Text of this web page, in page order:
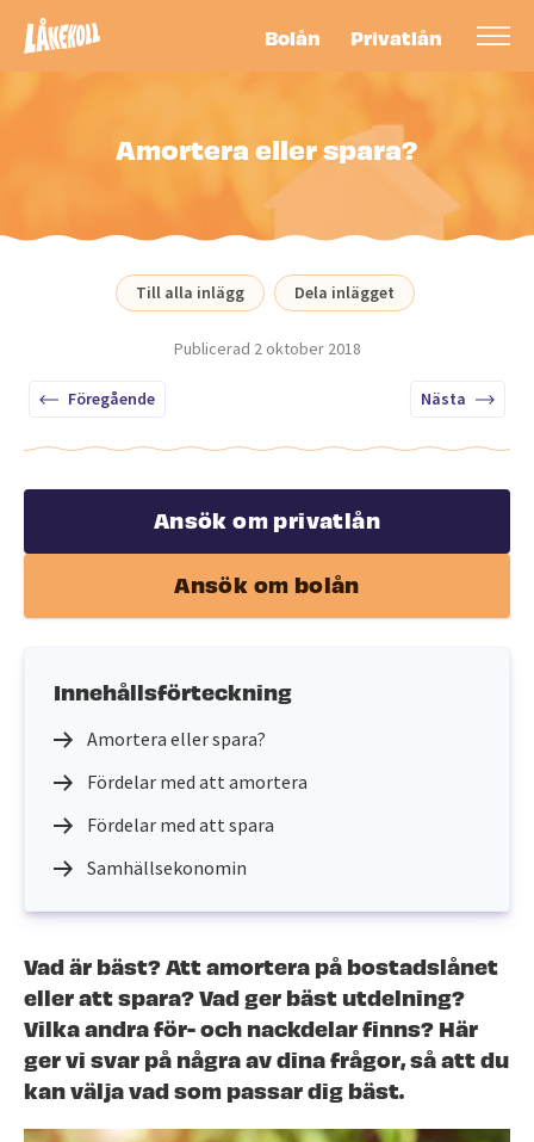
Bolån Privatlån
Amortera eller spara?
Till alla inlägg Dela inlägget
Publicerad 2 oktober 2018
Föregående Nästa
Ansök om privatlån
Ansök om bolån
Innehållsförteckning
Amortera eller spara?
Fördelar med att amortera
Fördelar med att spara
Samhällsekonomin
Vad är bäst? Att amortera på bostadslånet
eller att spara? Vad ger bäst utdelning?
Vilka andra för- och nackdelar finns? Här
ger vi svar på några av dina frågor, så att du
kan välja vad som passar dig bäst.